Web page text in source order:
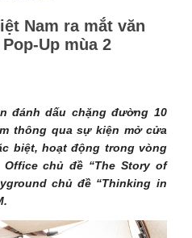
Nam ra mắt văn
Up mùa 2
đánh dấu chặng đường 10
thông qua sự kiện mở cửa
biệt, hoạt động trong vòng
chủ đề “The Story of
chủ đề “Thinking in